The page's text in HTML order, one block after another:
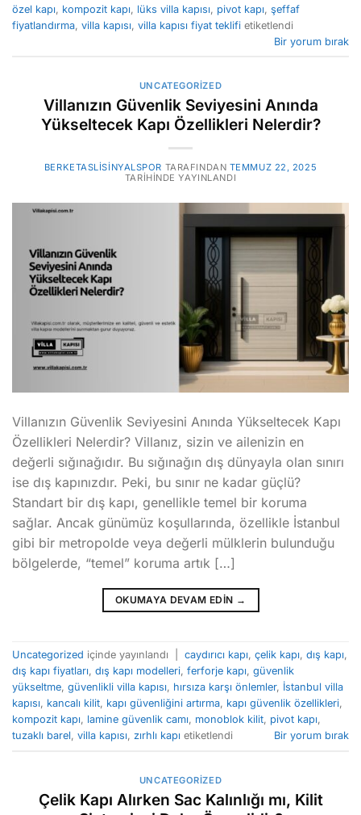
özel kapı, kompozit kapı, lüks villa kapısı, pivot kapı, şeffaf
fiyatlandırma, villa kapısı, villa kapısı fiyat teklifi etiketlendi
Bir yorum bırak
UNCATEGORIZED
Villanızın Güvenlik Seviyesini Anında
Yükseltecek Kapı Özellikleri Nelerdir?
BERKETASLISINYALSPOR TARAFINDAN TEMMUZ 22, 2025
TARIHINDE YAYINLANDI
Villanızın Güvenlik Seviyesini Anında Yükseltecek Kapı
Özellikleri Nelerdir? Villanız, sizin ve ailenizin en
değerli sığınağıdır. Bu sığınağın dış dünyayla olan sınırı
ise dış kapınızdır. Peki, bu sınır ne kadar güçlü?
Standart bir dış kapı, genellikle temel bir koruma
sağlar. Ancak günümüz koşullarında, özellikle İstanbul
gibi bir metropolde veya değerli mülklerin bulunduğu
bölgelerde, “temel” koruma artık […]
OKUMAYA DEVAM EDIN →
Uncategorized içinde yayınlandı caydırıcı kapı, çelik kapı, dış kapı,
dış kapı fiyatları, dış kapı modelleri, ferforje kapı, güvenlik
yükseltme, güvenlikli villa kapısı, hırsıza karşı önlemler, İstanbul villa
kapısı, kancalı kilit, kapı güvenliğini artırma, kapı güvenlik özellikleri,
kompozit kapı, lamine güvenlik camı, monoblok kilit, pivot kapı,
tuzaklı barel, villa kapısı, zırhlı kapı etiketlendi Bir yorum bırak
UNCATEGORIZED
Çelik Kapı Alırken Sac Kalınlığı mı, Kilit